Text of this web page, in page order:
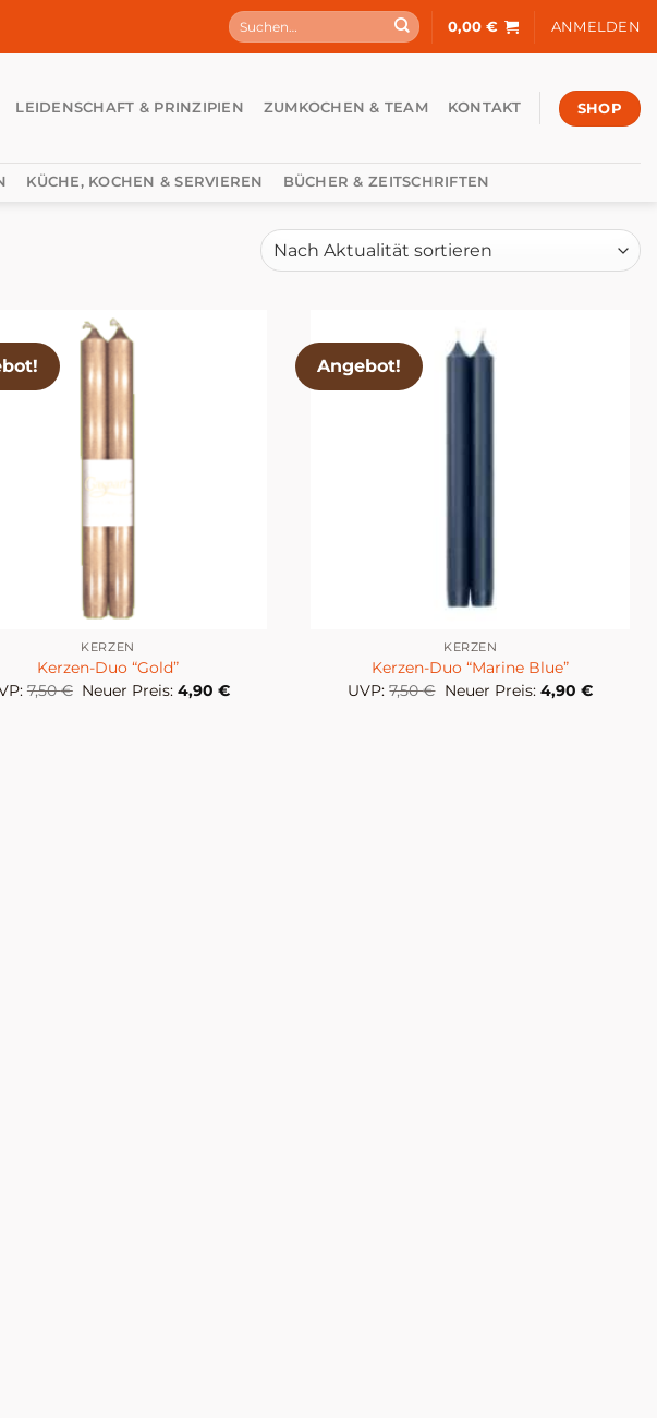
Suchen
nach:
0,00€ ANMELDEN
LEIDENSCHAFT & PRINZIPIEN ZUMKOCHEN & TEAM KONTAKT SHOP
KÜCHE, KOCHEN & SERVIEREN BÜCHER & ZEITSCHRIFTEN
KERZEN
Kerzen-Duo “Gold”
7,50€ Ursprünglicher
Neuer Preis: 4,90€Aktueller
Angebot!
KERZEN
Kerzen-Duo “Marine Blue”
UVP: 7,50€ Ursprünglicher
Neuer Preis: 4,90 €